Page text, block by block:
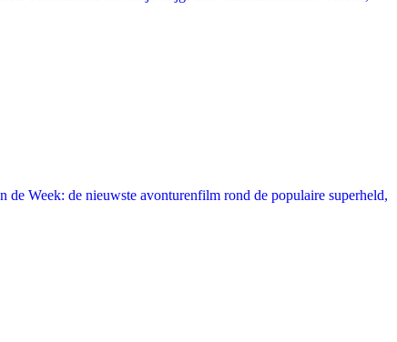
Week: de nieuwste avonturenfilm rond de populaire superheld,